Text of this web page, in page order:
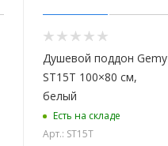
Душевой поддон Gemy
ST15T 100×80 см,
белый
Есть на складе
Арт.: ST15T